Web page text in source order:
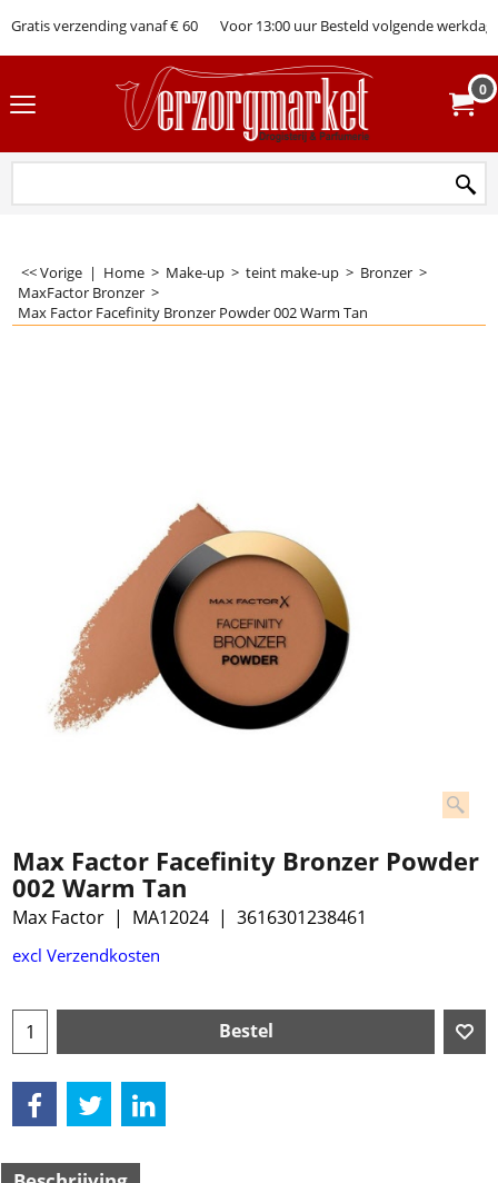
Gratis verzending vanaf € 60 Voor 13:00 uur Besteld volgende werkdag
0
<< Vorige | Home > Make-up > teint make-up > Bronzer >
MaxFactor Bronzer >
Max Factor Facefinity Bronzer Powder 002 Warm Tan
Max Factor Facefinity Bronzer Powder
002 Warm Tan
Max Factor MA12024 3616301238461
€9.99
Bestel